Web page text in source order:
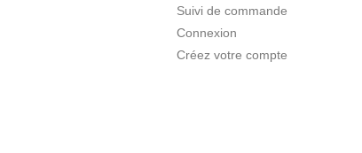
Suivi de commande
Connexion
Créez votre compte